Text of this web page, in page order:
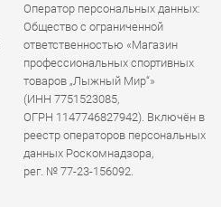
Оператор персональных данных:
Общество с ограниченной
ответственностью «Магазин
профессиональных спортивных
товаров „Лыжный Мир“»
(ИНН 7751523085,
ОГРН 1147746827942). Включён в
реестр операторов персональных
данных Роскомнадзора,
рег. № 77-23-156092.